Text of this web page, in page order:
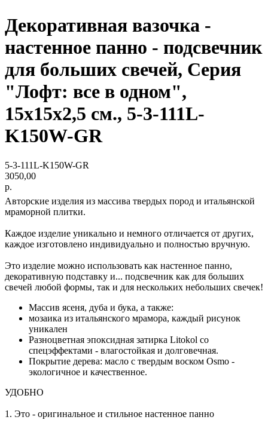
Декоративная вазочка -
настенное панно - подсвечник
для больших свечей, Серия
"Лофт: все в одном",
15х15х2,5 см., 5-3-111L-
K150W-GR
5-3-111L-K150W-GR
3050,00
р.
Авторские изделия из массива твердых пород и итальянской
мраморной плитки.
Каждое изделие уникально и немного отличается от других,
каждое изготовлено индивидуально и полностью вручную.
Это изделие можно использовать как настенное панно,
декоративную подставку и... подсвечник как для больших
свечей любой формы, так и для нескольких небольших свечек!
Массив ясеня, дуба и бука, а также:
мозаика из итальянского мрамора, каждый рисунок
уникален
Разноцветная эпоксидная затирка Litokol со
спецэффектами - влагостойкая и долговечная.
Покрытие дерева: масло с твердым воском Osmo -
экологичное и качественное.
УДОБНО
1. Это - оригинальное и стильное настенное панно